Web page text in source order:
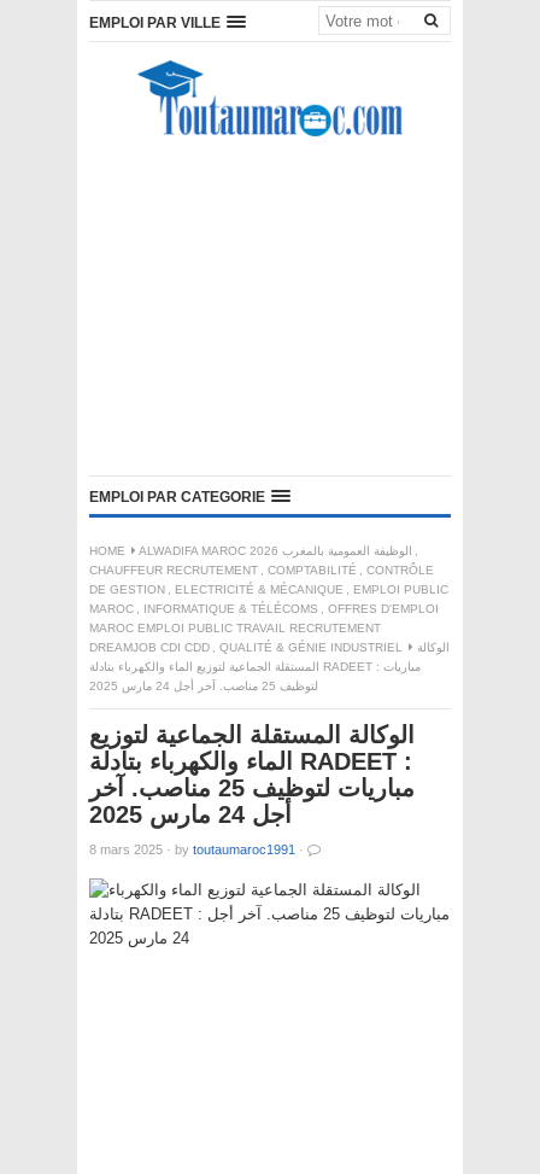
EMPLOI PAR VILLE
EMPLOI PAR CATEGORIE
HOME ALWADIFA MAROC 2026 الوظيفة العمومية بالمغرب
,
CHAUFFEUR RECRUTEMENT , COMPTABILITÉ , CONTRÔLE
DE GESTION , ELECTRICITÉ & MÉCANIQUE , EMPLOI PUBLIC
MAROC , INFORMATIQUE & TÉLÉCOMS , OFFRES D'EMPLOI
MAROC EMPLOI PUBLIC TRAVAIL RECRUTEMENT
DREAMJOB CDI CDD , QUALITÉ & GÉNIE INDUSTRIEL
الوكالة
المستقلة الجماعية لتوزيع الماء والكهرباء بتادلة RADEET : مباريات
لتوظيف 25 مناصب. آخر أجل 24 مارس 2025
الوكالة المستقلة الجماعية لتوزيع
الماء والكهرباء بتادلة RADEET :
مباريات لتوظيف 25 مناصب. آخر
أجل 24 مارس 2025
8 mars 2025 · by toutaumaroc1991 ·